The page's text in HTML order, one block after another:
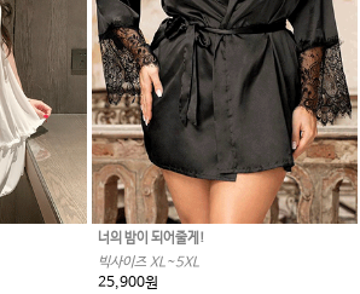
너의 밤이 되어줄게!
빅사이즈 XL~5XL
25,900원